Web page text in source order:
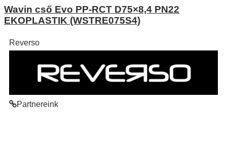
Wavin cső Evo PP-RCT D75×8,4 PN22
EKOPLASTIK (WSTRE075S4)
Reverso
Partnereink